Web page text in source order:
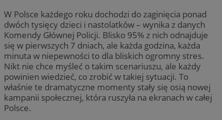
W Polsce każdego roku dochodzi do zaginięcia ponad
dwóch tysięcy dzieci i nastolatków – wynika z danych
Komendy Głównej Policji. Blisko 95% z nich odnajduje
się w pierwszych 7 dniach, ale każda godzina, każda
minuta w niepewności to dla bliskich ogromny stres.
Nikt nie chce myśleć o takim scenariuszu, ale każdy
powinien wiedzieć, co zrobić w takiej sytuacji. To
właśnie te dramatyczne momenty stały się osią nowej
kampanii społecznej, która ruszyła na ekranach w całej
Polsce.